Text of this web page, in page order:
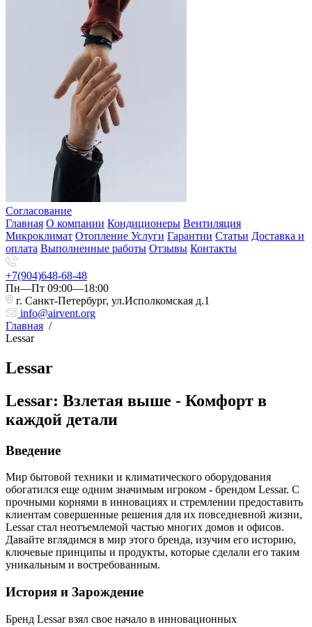
Согласование
Главная О компании Кондиционеры Вентиляция
Микроклимат Отопление Услуги Гарантии Статьи Доставка и
оплата Выполненные работы Отзывы Контакты
+7(904)648-68-48
Пн—Пт 09:00—18:00
г. Санкт-Петербург, ул.Исполкомская д.1
info@airvent.org
Главная /
Lessar
Lessar
Lessar: Взлетая выше - Комфорт в
каждой детали
Введение
Мир бытовой техники и климатического оборудования
обогатился еще одним значимым игроком - брендом Lessar. С
прочными корнями в инновациях и стремлении предоставить
клиентам совершенные решения для их повседневной жизни,
Lessar стал неотъемлемой частью многих домов и офисов.
Давайте вглядимся в мир этого бренда, изучим его историю,
ключевые принципы и продукты, которые сделали его таким
уникальным и востребованным.
История и Зарождение
Бренд Lessar взял свое начало в инновационных